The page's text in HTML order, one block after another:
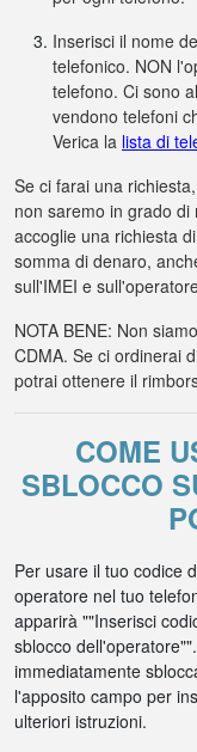
Inserisci il nome
telefonico. NON
telefono. Ci sono
vendono telefoni
Verica la lista di
Se ci farai una
non saremo in grado
accoglie una richiesta
somma di denaro,
sull'IMEI e
NOTA BENE: Non
CDMA. Se ci ordinerai
potrai ottenere il
COME
SBLOCCO
Per usare il tuo codice
operatore nel tuo
apparirà ""Inserisci
sblocco
immediatamente
l'apposito campo per
ulteriori istruzioni.